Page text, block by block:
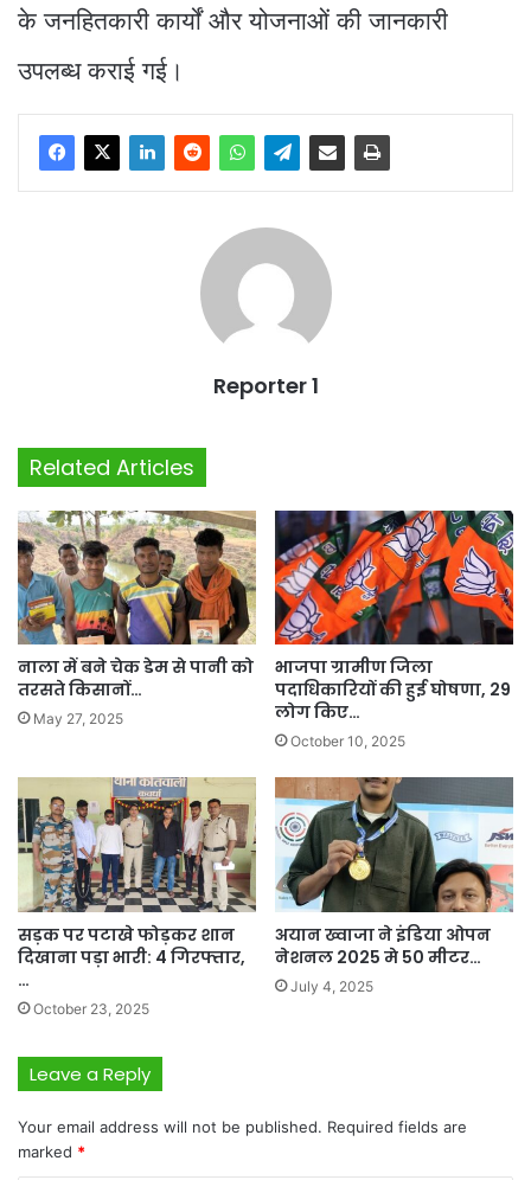
के जनहितकारी कार्यों और योजनाओं की जानकारी
उपलब्ध कराई गई।
Reporter 1
Related Articles
नाला में बने चेक डेम से पानी को
तरसते किसानों…
May 27, 2025
भाजपा ग्रामीण जिला
पदाधिकारियों की हुई घोषणा, 29
लोग किए…
October 10, 2025
सड़क पर पटाखे फोड़कर शान
दिखाना पड़ा भारी: 4 गिरफ्तार,
…
October 23, 2025
अयान ख्वाजा ने इंडिया ओपन
नेशनल 2025 मे 50 मीटर…
July 4, 2025
Leave a Reply
Your email address will not be published. Required fields are
marked *